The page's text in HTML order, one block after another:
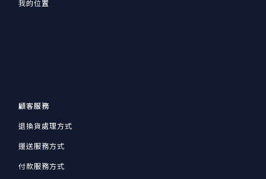
我的位置
顧客服務
退換貨處理方式
運送服務方式
付款服務方式